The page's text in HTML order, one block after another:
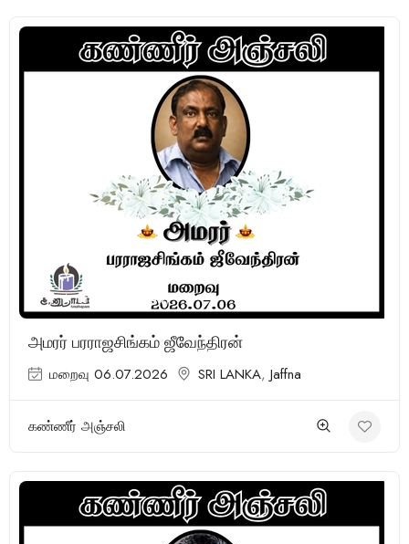
(1 Review)
அமரர் பரராஜசிங்கம் ஜீவேந்திரன்
மறைவு 06.07.2026 SRI LANKA, Jaffna
கண்ணீர் அஞ்சலி